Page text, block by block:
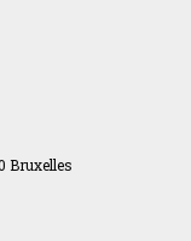
Bruxelles